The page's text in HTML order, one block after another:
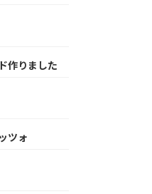
作りました
ツォ